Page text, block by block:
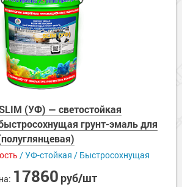
(УФ) — светостойкая
грунт-эмаль для
/ УФ-стойкая / Быстросохнущая
17860 руб/шт